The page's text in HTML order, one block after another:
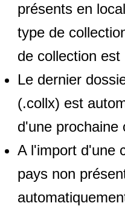
présents en
type de
de collection est
Le dernier
(.collx) est
d'une prochaine
A l'import d'une
pays non